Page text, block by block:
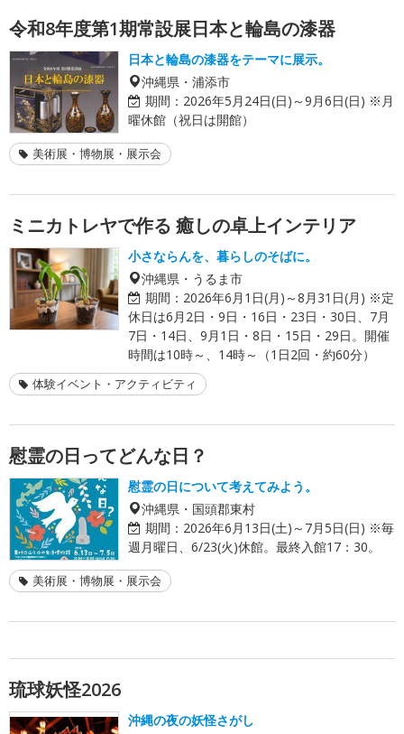
令和8年度第1期常設展日本と輪島の漆器
日本と輪島の漆器をテーマに展示。
沖縄県・浦添市
期間： 2026年5月24日(日)～9月6日(日) ※月
曜休館（祝日は開館）
美術展・博物展・展示会
ミニカトレヤで作る 癒しの卓上インテリア
小さならんを、暮らしのそばに。
沖縄県・うるま市
期間： 2026年6月1日(月)～8月31日(月) ※定
休日は6月2日・9日・16日・23日・30日、7月
7日・14日、9月1日・8日・15日・29日。開催
時間は10時～、14時～（1日2回・約60分）
体験イベント・アクティビティ
慰霊の日ってどんな日？
慰霊の日について考えてみよう。
沖縄県・国頭郡東村
期間： 2026年6月13日(土)～7月5日(日) ※毎
週月曜日、6/23(火)休館。最終入館17：30。
美術展・博物展・展示会
琉球妖怪2026
沖縄の夜の妖怪さがし